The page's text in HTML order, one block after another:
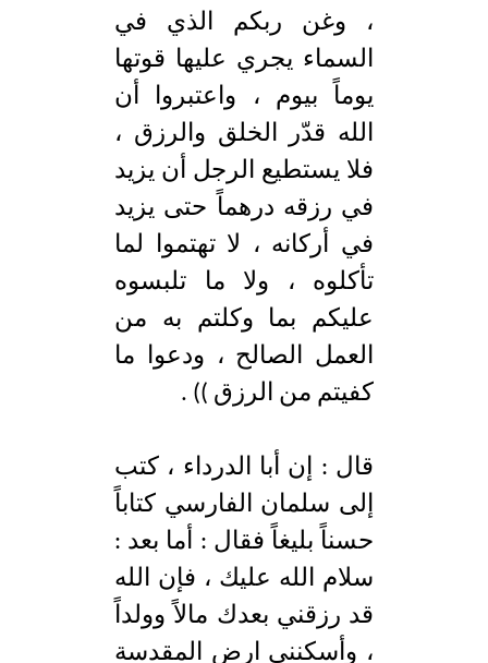
، وغن ربكم الذي في
السماء يجري عليها قوتها
يوماً بيوم ، واعتبروا أن
الله قدّر الخلق والرزق ،
فلا يستطيع الرجل أن يزيد
في رزقه درهماً حتى يزيد
في أركانه ، لا تهتموا لما
تأكلوه ، ولا ما تلبسوه
عليكم بما وكلتم به من
العمل الصالح ، ودعوا ما
كفيتم من الرزق )) .
قال : إن أبا الدرداء ، كتب
إلى سلمان الفارسي كتاباً
حسناً بليغاً فقال : أما بعد :
سلام الله عليك ، فإن الله
قد رزقني بعدك مالاً وولداً
، وأسكنني ارض المقدسة